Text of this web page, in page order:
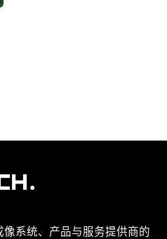
系统、产品与服务提供商的